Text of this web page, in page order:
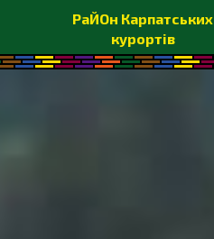
РаЙОн Карпатських
курортів